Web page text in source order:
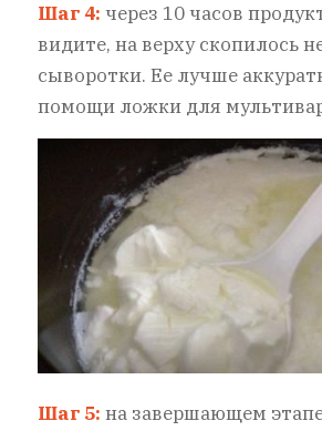
Шаг 4: через 10 часов
видите, на верху скопилось
сыворотки. Ее лучше
помощи ложки для
Шаг 5: на завершающем